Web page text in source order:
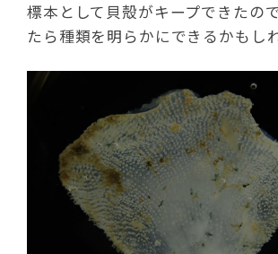
標本として貝殻がキープできたの
たら種類を明らかにできるかもし